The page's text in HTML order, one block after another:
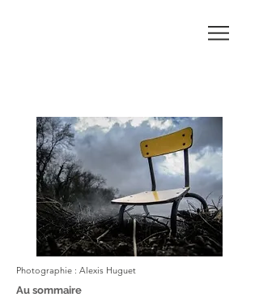
Photographie : Alexis Huguet
Au sommaire